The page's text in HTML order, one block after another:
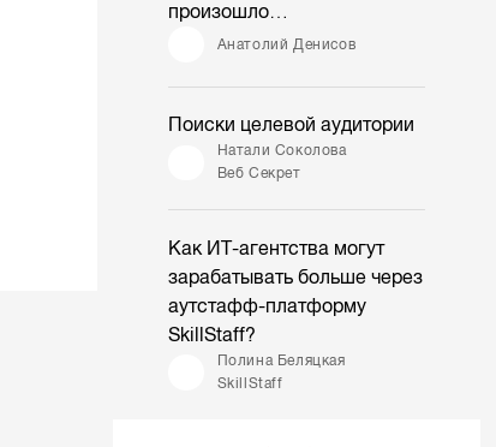
произошло…
Анатолий Денисов
Поиски целевой аудитории
Натали Соколова
Веб Секрет
Как ИТ-агентства могут
зарабатывать больше через
аутстафф-платформу
SkillStaff?
Полина Беляцкая
SkillStaff